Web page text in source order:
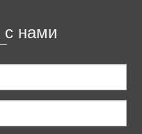
с нами